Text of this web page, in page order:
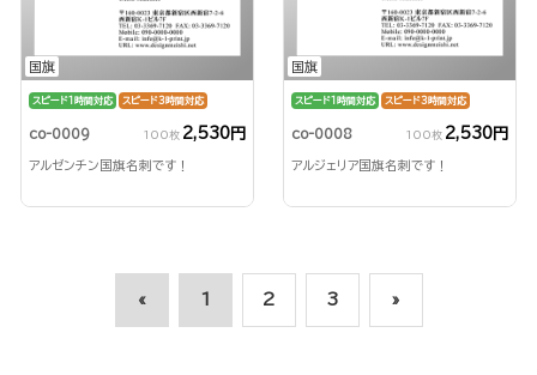
国旗
スピード1時間対応 スピード3時間対応
co-0009 100枚 2,530円
アルゼンチン国旗名刺です！
国旗
スピード1時間対応 スピード3時間対応
co-0008 100枚 2,530円
アルジェリア国旗名刺です！
« 1 2 3 »